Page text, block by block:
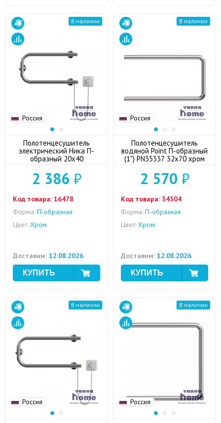
Россия
В наличии
Полотенцесушитель
электрический Ника П-
образный 20x40
2 386 ₽
Код товара: 16478
Форма: П-образная
Цвет: Хром
Доставим: 12.08.2026
Россия
В наличии
Полотенцесушитель
водяной Point П-образный
(1") PN35337 32x70 хром
2 570 ₽
Код товара: 34304
Форма: П-образная
Цвет: Хром
Доставим: 12.08.2026
Россия
В наличии
Россия
В наличии